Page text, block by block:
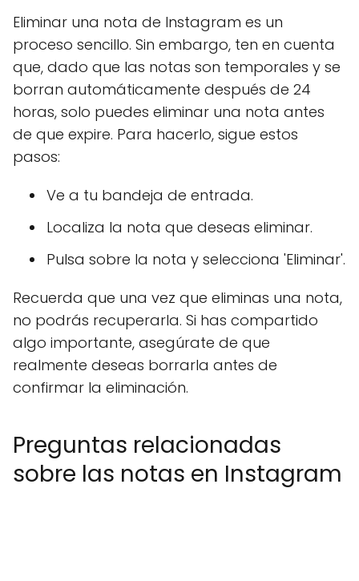
Eliminar una nota de Instagram es un
proceso sencillo. Sin embargo, ten en cuenta
que, dado que las notas son temporales y se
borran automáticamente después de 24
horas, solo puedes eliminar una nota antes
de que expire. Para hacerlo, sigue estos
pasos:
Ve a tu bandeja de entrada.
Localiza la nota que deseas eliminar.
Pulsa sobre la nota y selecciona 'Eliminar'.
Recuerda que una vez que eliminas una nota,
no podrás recuperarla. Si has compartido
algo importante, asegúrate de que
realmente deseas borrarla antes de
confirmar la eliminación.
Preguntas relacionadas
sobre las notas en Instagram